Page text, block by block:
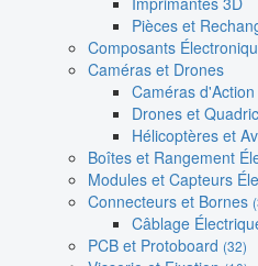
Pièces et
Composants
Caméras et Drones
Caméras d'Action
Drones et
Hélicoptères et
Boîtes et Rangement
Modules et Capteurs
Connecteurs et Bornes
Câblage
PCB et Protoboard (32)